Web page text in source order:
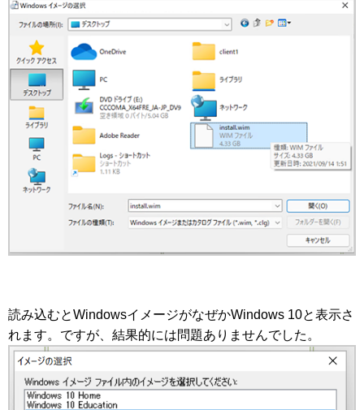
読み込むとWindowsイメージがなぜかWindows 10と表示さ
れます。ですが、結果的には問題ありませんでした。